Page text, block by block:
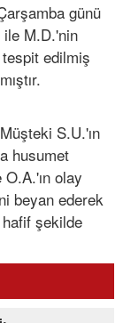
günü
ile M.D.'nin
tespit edilmiş
S.U.'ın
husumet
olay
beyan ederek
şekilde